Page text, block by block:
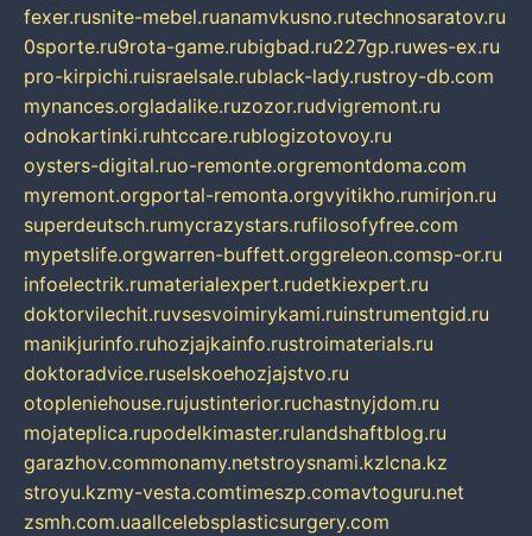
fexer.rusnite-mebel.ruanamvkusno.rutechnosaratov.ru
0sporte.ru9rota-game.rubigbad.ru227gp.ruwes-ex.ru
pro-kirpichi.ruisraelsale.rublack-lady.rustroy-db.com
mynances.orgladalike.ruzozor.rudvigremont.ru
odnokartinki.ruhtccare.rublogizotovoy.ru
oysters-digital.ruo-remonte.orgremontdoma.com
myremont.orgportal-remonta.orgvyitikho.rumirjon.ru
superdeutsch.rumycrazystars.rufilosofyfree.com
mypetslife.orgwarren-buffett.orggreleon.comsp-or.ru
infoelectrik.rumaterialexpert.rudetkiexpert.ru
doktorvilechit.ruvsesvoimirykami.ruinstrumentgid.ru
manikjurinfo.ruhozjajkainfo.rustroimaterials.ru
doktoradvice.ruselskoehozjajstvo.ru
otopleniehouse.rujustinterior.ruchastnyjdom.ru
mojateplica.rupodelkimaster.rulandshaftblog.ru
garazhov.commonamy.netstroysnami.kzlcna.kz
stroyu.kzmy-vesta.comtimeszp.comavtoguru.net
zsmh.com.uaallcelebsplasticsurgery.com